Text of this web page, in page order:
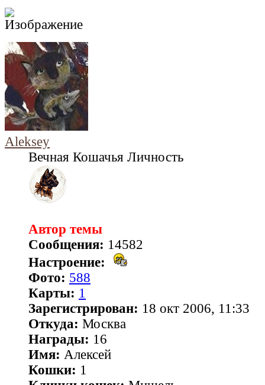
Aleksey
Вечная Кошачья Личность
Автор темы
Сообщения: 14582
Настроение:
Фото: 588
Карты: 1
Зарегистрирован: 18 окт 2006, 11:33
Откуда: Москва
Награды: 16
Имя: Алексей
Кошки: 1